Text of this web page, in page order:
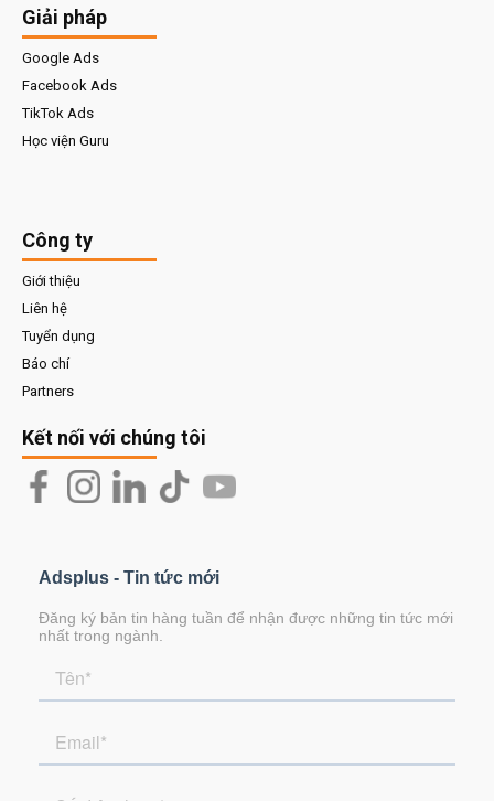
Giải pháp
Google Ads
Facebook Ads
TikTok Ads
Học viện Guru
Công ty
Giới thiệu
Liên hệ
Tuyển dụng
Báo chí
Partners
Kết nối với chúng tôi